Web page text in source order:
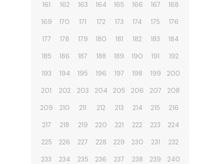
161 162 163 164 165 166 167 168
169 170 171 172 173 174 175 176
177 178 179 180 181 182 183 184
185 186 187 188 189 190 191 192
193 194 195 196 197 198 199 200
201 202 203 204 205 206 207 208
209 210 211 212 213 214 215 216
217 218 219 220 221 222 223 224
225 226 227 228 229 230 231 232
233 234 235 236 237 238 239 240